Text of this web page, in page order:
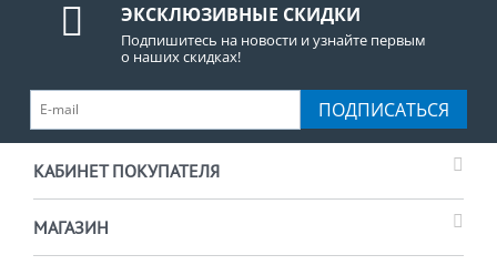
ЭКСКЛЮЗИВНЫЕ СКИДКИ
Подпишитесь на новости и узнайте первым
о наших скидках!
ПОДПИСАТЬСЯ
КАБИНЕТ ПОКУПАТЕЛЯ
МАГАЗИН